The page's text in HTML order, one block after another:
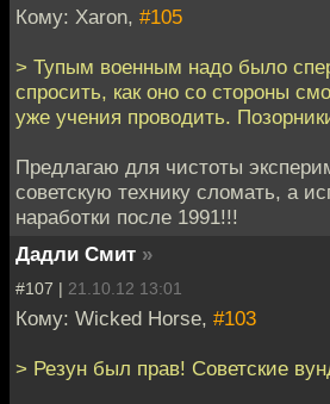
Кому: Xaron, #105
> Тупым военным надо было
спросить, как оно со стороны
уже учения проводить.
Предлагаю для чистоты
советскую технику сломать, а
наработки после 1991!!!
Дадли Смит »
#107 | 21.10.12 13:01
Кому: Wicked Horse, #103
> Резун был прав! Советские